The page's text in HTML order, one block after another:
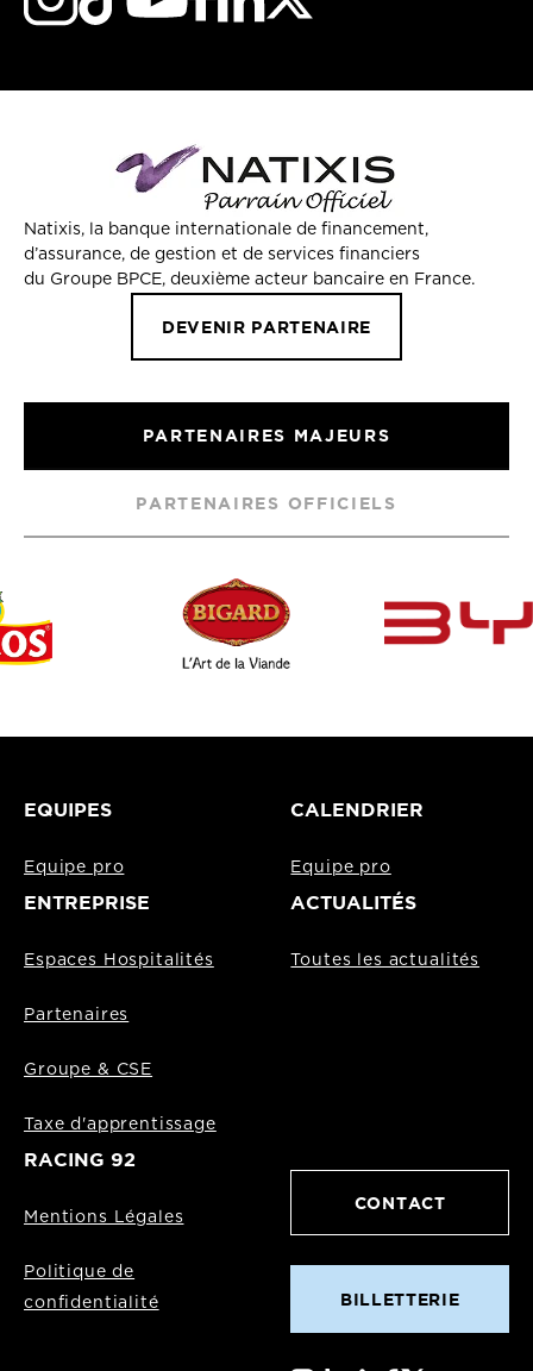
Natixis, la banque internationale de financement,
d’assurance, de gestion et de services financiers
du Groupe BPCE, deuxième acteur bancaire en France.
DEVENIR PARTENAIRE
PARTENAIRES MAJEURS
PARTENAIRES OFFICIELS
EQUIPES
Equipe pro
CALENDRIER
Equipe pro
ENTREPRISE
Espaces Hospitalités
Partenaires
Groupe & CSE
Taxe d'apprentissage
ACTUALITÉS
Toutes les actualités
RACING 92
Mentions Légales
Politique de
confidentialité
CONTACT
BILLETTERIE